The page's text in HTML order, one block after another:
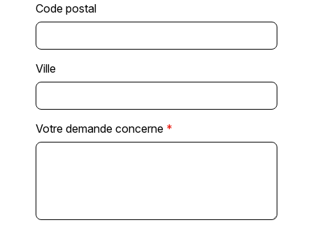
Code postal
Ville
Votre demande concerne *